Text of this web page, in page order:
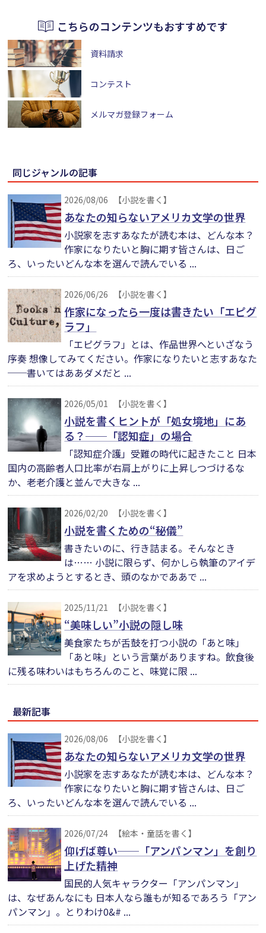
こちらのコンテンツもおすすめです
資料請求
コンテスト
メルマガ登録フォーム
同じジャンルの記事
2026/08/06 【小説を書く】
あなたの知らないアメリカ文学の世界
小説家を志すあなたが読む本は、どんな本？
作家になりたいと胸に期す皆さんは、日ご
ろ、いったいどんな本を選んで読んでいる ...
2026/06/26 【小説を書く】
作家になったら一度は書きたい「エピグ
ラフ」
「エピグラフ」とは、作品世界へといざなう
序奏 想像してみてください。作家になりたいと志すあなた
──書いてはああダメだと ...
2026/05/01 【小説を書く】
小説を書くヒントが「処女境地」にあ
る？──「認知症」の場合
「認知症介護」受難の時代に起きたこと 日本
国内の高齢者人口比率が右肩上がりに上昇しつづけるな
か、老老介護と並んで大きな ...
2026/02/20 【小説を書く】
小説を書くための“秘儀”
書きたいのに、行き詰まる。そんなとき
は…… 小説に限らず、何かしら執筆のアイデ
アを求めようとするとき、頭のなかでああで ...
2025/11/21 【小説を書く】
“美味しい”小説の隠し味
美食家たちが舌鼓を打つ小説の「あと味」
「あと味」という言葉がありますね。飲食後
に残る味わいはもちろんのこと、味覚に限 ...
最新記事
2026/08/06 【小説を書く】
あなたの知らないアメリカ文学の世界
小説家を志すあなたが読む本は、どんな本？
作家になりたいと胸に期す皆さんは、日ご
ろ、いったいどんな本を選んで読んでいる ...
2026/07/24 【絵本・童話を書く】
仰げば尊い──「アンパンマン」を創り
上げた精神
国民的人気キャラクター「アンパンマン」
は、なぜあんなにも 日本人なら誰もが知るであろう「アン
パンマン」。とりわけ0&# ...